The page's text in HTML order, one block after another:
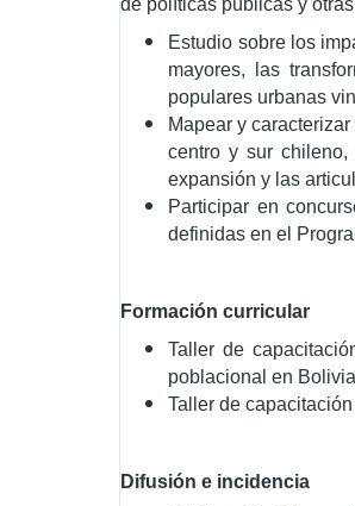
de políticas públicas y
Estudio sobre los
mayores, las
populares urbanas
Mapear y
centro y sur
expansión y las
Participar en
definidas en el
Formación curricular
Taller de
poblacional en
Taller de
Difusión e incidencia